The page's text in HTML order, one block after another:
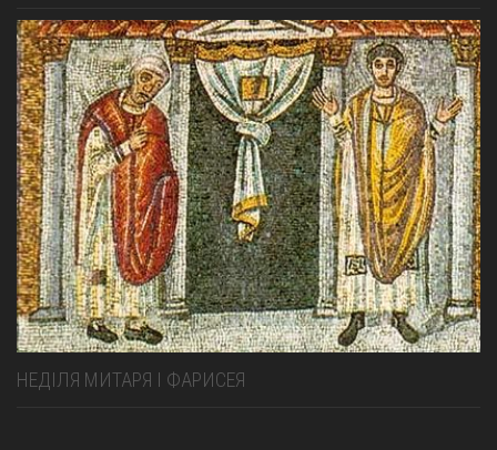
НЕДІЛЯ МИТАРЯ І ФАРИСЕЯ